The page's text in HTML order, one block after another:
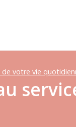
de votre vie